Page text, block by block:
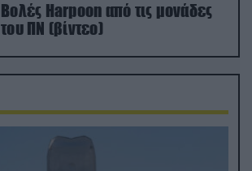
Βολές Harpoon από τις μονάδες
του ΠΝ (βίντεο)